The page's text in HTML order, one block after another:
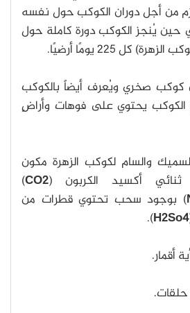
من أجل دوران الكوكب حول نفسه
حين يُنجز الكوكب دورة كاملة حول
كل 225 يومًا أرضيًا.
كوكب صخري ويُعرف أيضاً بالكوكب
يحتوي على فوهات وأراضٍ
والسام لكوكب الزهرة مكون
أكسيد الكربون (CO2
)
) بوجود سحب تحتوي قطرات من
H2So4
).
أقمار.
حلقات.